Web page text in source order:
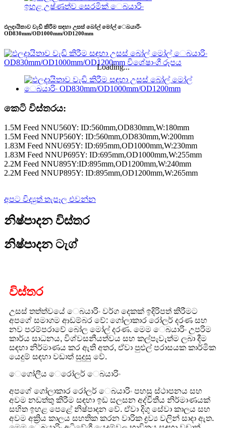
ඉහළ උෂ්ණත්ව සෙරමික් ෙබයාරිං
ඵලදායිතාව වැඩි කිරීම සඳහා උසස් බෝල් මෝල් ෙබයාරිං
OD830mm/OD1000mm/OD1200mm
Loading...
කෙටි විස්තරය:
1.5M Feed NNU560Y: ID:560mm,OD830mm,W:180mm
1.5M Feed NNUP560Y: ID:560mm,OD830mm,W:200mm
1.83M Feed NNU695Y: ID:695mm,OD1000mm,W:230mm
1.83M Feed NNUP695Y: ID:695mm,OD1000mm,W:255mm
2.2M Feed NNU895Y:ID:895mm,OD1200mm,W:240mm
2.2M Feed NNUP895Y: ID:895mm,OD1200mm,W:265mm
අපට විද්‍යුත් තැපෑල එවන්න
නිෂ්පාදන විස්තර
නිෂ්පාදන ටැග්
විස්තර
උසස් තත්ත්වයේ ෙබයාරිං වර්ග දෙකක් ඉදිරිපත් කිරීමට
අපගේ සමාගම ආඩම්බර වේ: ගෝලාකාර රෝලර් දරණ සහ
නව පරම්පරාවේ බෝල මෝල් දරණ. මෙම ෙබයාරිං උපරිම
කාර්ය සාධනය, විශ්වසනීයත්වය සහ කල්පැවැත්ම ලබා දීම
සඳහා නිර්මාණය කර ඇති අතර, ඒවා පුළුල් පරාසයක කාර්මික
යෙදුම් සඳහා වඩාත් සුදුසු වේ.
ෙගෝලීය ෙරෝලර් ෙබයාරිං
අපගේ ගෝලාකාර රෝලර් ෙබයාරිං පහසු ස්ථාපනය සහ
අවම නඩත්තු කිරීම සඳහා ඉඩ සලසන අද්විතීය නිර්මාණයක්
සහිත ඉහළ පෙළේ නිෂ්පාදන වේ. ඒවා දිගු සේවා කාලය සහ
අවම අක්‍රිය කාලය සහතික කරන වාරික ද්‍රව්‍ය වලින් සාදා ඇත.